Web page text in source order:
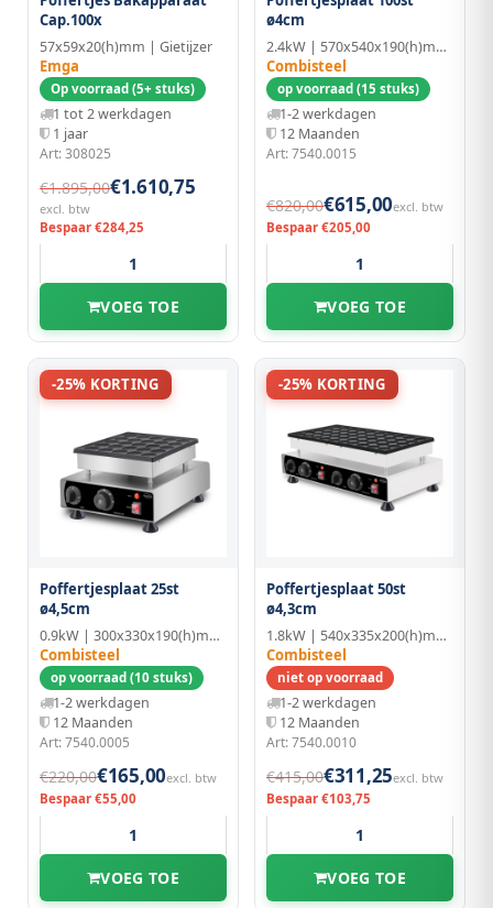
Cap.100x
57x59x20(h)mm | Gietijzer
Emga
Op voorraad (5+ stuks)
1 tot 2 werkdagen
1 jaar
Art: 308025
€1.895,00€1.610,75
excl. btw
Bespaar €284,25
VOEG TOE
ø4cm
2.4kW | 570x540x190(h)mm | RVS/Aluminium
Combisteel
op voorraad (15 stuks)
1-2 werkdagen
12 Maanden
Art: 7540.0015
€820,00€615,00excl. btw
Bespaar €205,00
VOEG TOE
-25% KORTING
Poffertjesplaat 25st
ø4,5cm
0.9kW | 300x330x190(h)mm | RVS/Aluminium
Combisteel
op voorraad (10 stuks)
1-2 werkdagen
12 Maanden
Art: 7540.0005
€220,00€165,00excl. btw
Bespaar €55,00
VOEG TOE
-25% KORTING
Poffertjesplaat 50st
ø4,3cm
1.8kW | 540x335x200(h)mm | RVS/Aluminium
Combisteel
niet op voorraad
1-2 werkdagen
12 Maanden
Art: 7540.0010
€415,00€311,25excl. btw
Bespaar €103,75
VOEG TOE